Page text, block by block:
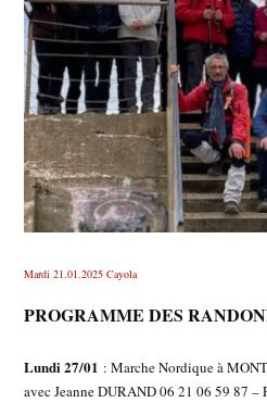
Mardi 21.01.2025 Cayola
PROGRAMME DES
Lundi 27/01 : Marche Nordique à
avec Jeanne DURAND 06 21 06 59 87 –